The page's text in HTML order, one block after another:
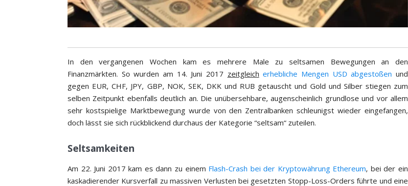
In den vergangenen Wochen kam es mehrere Male zu seltsamen Bewegungen an den
Finanzmärkten. So wurden am 14. Juni 2017 zeitgleich erhebliche Mengen USD abgestoßen und
gegen EUR, CHF, JPY, GBP, NOK, SEK, DKK und RUB getauscht und Gold und Silber stiegen zum
selben Zeitpunkt ebenfalls deutlich an. Die unübersehbare, augenscheinlich grundlose und vor allem
sehr kostspielige Marktbewegung wurde von den Zentralbanken schleunigst wieder eingefangen,
doch lässt sie sich rückblickend durchaus der Kategorie “seltsam“ zuteilen.
Seltsamkeiten
Am 22. Juni 2017 kam es dann zu einem Flash-Crash bei der Kryptowährung Ethereum, bei der ein
kaskadierender Kursverfall zu massiven Verlusten bei gesetzten Stopp-Loss-Orders führte und eine